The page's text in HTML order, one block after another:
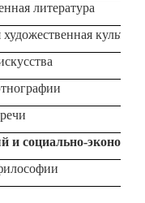
литература
культура
социально-